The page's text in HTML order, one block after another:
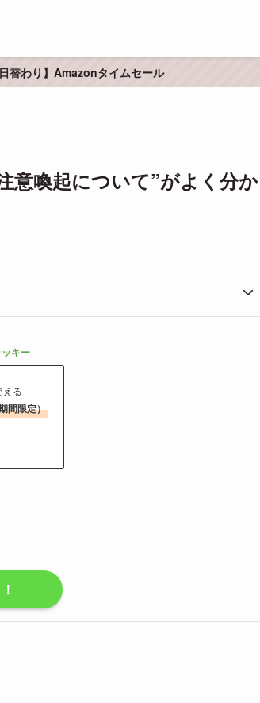
日替わり】Amazonタイムセール
意喚起について”がよく分か
キー
える
間限定）